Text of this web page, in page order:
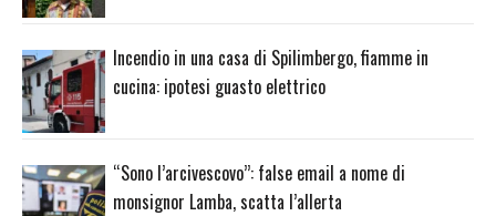
Incendio in una casa di Spilimbergo, fiamme in
cucina: ipotesi guasto elettrico
“Sono l’arcivescovo”: false email a nome di
monsignor Lamba, scatta l’allerta